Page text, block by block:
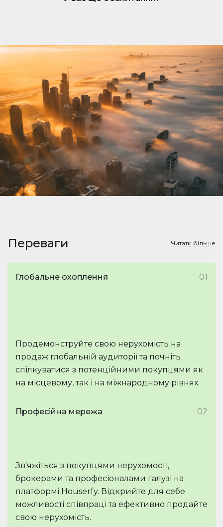
нерухомості. Коли вам подобається оголошення,
Щоб відповісти та зв’язатися з потенційними
покупцями чи орендарями, переконайтеся, що
ваша підписка активна.
Переваги Читати більше
Глобальне охоплення 01
Продемонструйте свою нерухомість на
продаж глобальній аудиторії та почніть
спілкуватися з потенційними покупцями як
на місцевому, так і на міжнародному рівнях.
Професійна мережа 02
Зв'яжіться з покупцями нерухомості,
брокерами та професіоналами галузі на
платформі Houserfy. Відкрийте для себе
можливості співпраці та ефективно продайте
свою нерухомість.